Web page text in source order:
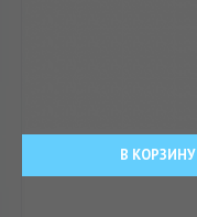
В КОРЗИНУ